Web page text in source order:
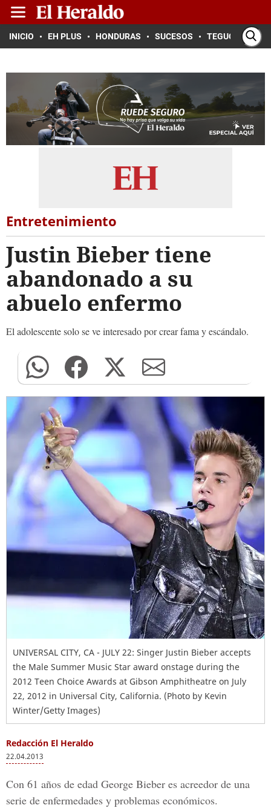
INICIO EH PLUS HONDURAS SUCESOS TEGUCIGALPA
Entretenimiento
Justin Bieber tiene
abandonado a su
abuelo enfermo
El adolescente solo se ve interesado por crear fama y escándalo.
UNIVERSAL CITY, CA - JULY 22: Singer Justin Bieber accepts
the Male Summer Music Star award onstage during the
2012 Teen Choice Awards at Gibson Amphitheatre on July
22, 2012 in Universal City, California. (Photo by Kevin
Winter/Getty Images)
Redacción El Heraldo
22.04.2013
Con 61 años de edad George Bieber es acreedor de una
serie de enfermedades y problemas económicos.